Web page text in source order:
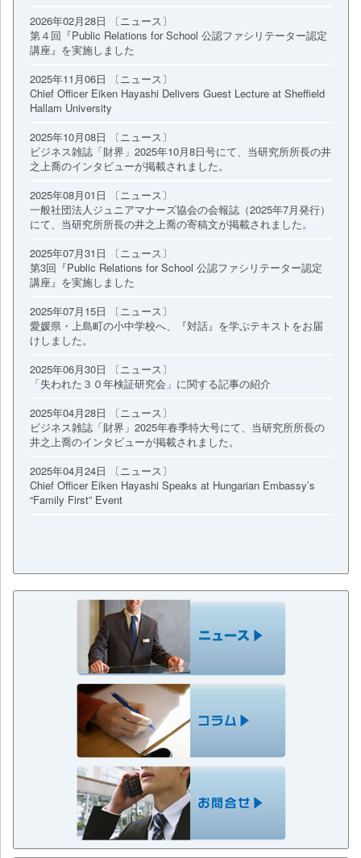
2026年02月28日 〔ニュース〕
第４回『Public Relations for School 公認ファシリテーター認定
講座』を実施しました
2025年11月06日 〔ニュース〕
Chief Officer Eiken Hayashi Delivers Guest Lecture at Sheffield
Hallam University
2025年10月08日 〔ニュース〕
ビジネス雑誌「財界」2025年10月8日号にて、当研究所所長の井
之上喬のインタビューが掲載されました。
2025年08月01日 〔ニュース〕
一般社団法人ジュニアマナーズ協会の会報誌（2025年7月発行）
にて、当研究所所長の井之上喬の寄稿文が掲載されました。
2025年07月31日 〔ニュース〕
第3回『Public Relations for School 公認ファシリテーター認定
講座』を実施しました
2025年07月15日 〔ニュース〕
愛媛県・上島町の小中学校へ、『対話』を学ぶテキストをお届
けしました。
2025年06月30日 〔ニュース〕
「失われた３０年検証研究会」に関する記事の紹介
2025年04月28日 〔ニュース〕
ビジネス雑誌「財界」2025年春季特大号にて、当研究所所長の
井之上喬のインタビューが掲載されました。
2025年04月24日 〔ニュース〕
Chief Officer Eiken Hayashi Speaks at Hungarian Embassy’s
“Family First” Event